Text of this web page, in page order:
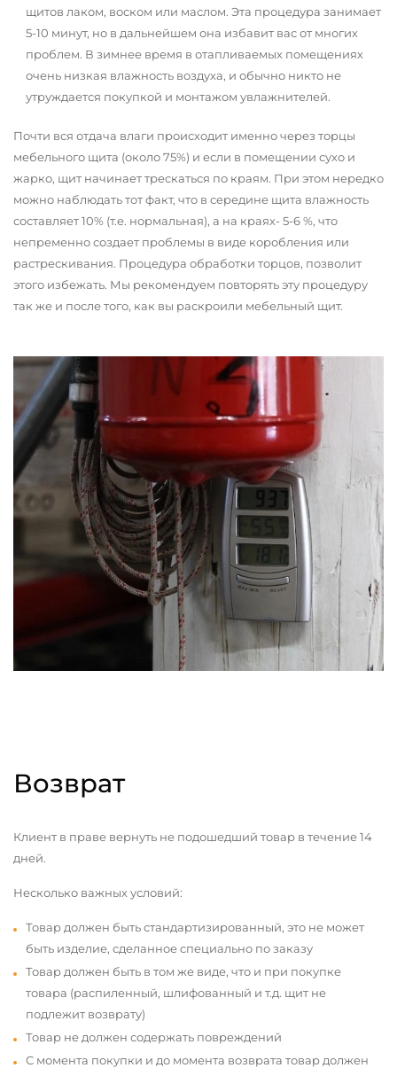
щитов лаком, воском или маслом. Эта процедура занимает
5-10 минут, но в дальнейшем она избавит вас от многих
проблем. В зимнее время в отапливаемых помещениях
очень низкая влажность воздуха, и обычно никто не
утруждается покупкой и монтажом увлажнителей.
Почти вся отдача влаги происходит именно через торцы
мебельного щита (около 75%) и если в помещении сухо и
жарко, щит начинает трескаться по краям. При этом нередко
можно наблюдать тот факт, что в середине щита влажность
составляет 10% (т.е. нормальная), а на краях- 5-6 %, что
непременно создает проблемы в виде коробления или
растрескивания. Процедура обработки торцов, позволит
этого избежать. Мы рекомендуем повторять эту процедуру
так же и после того, как вы раскроили мебельный щит.
Возврат
Клиент в праве вернуть не подошедший товар в течение 14
дней.
Несколько важных условий:
Товар должен быть стандартизированный, это не может
быть изделие, сделанное специально по заказу
Товар должен быть в том же виде, что и при покупке
товара (распиленный, шлифованный и т.д. щит не
подлежит возврату)
Товар не должен содержать повреждений
С момента покупки и до момента возврата товар должен